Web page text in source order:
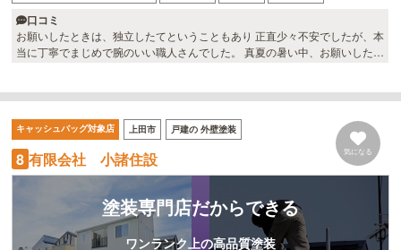
口コミ
お願いしたときは、独立したてということもあり 正直少々不安でしたが、本
当に丁寧でまじめで腕のいい職人さんでした。 真夏の暑い中、お願いしたに
てもらえました。 そのおかげ？もあり今のところ問題まったくありません。
本当にお勧めしたいです。
キャッシュバッグ対象店 上田市 戸建の 外壁塗装
8 有限会社 小諸住設 気になる
塗装専門店だからできる
ワンランク上の高品質塗装